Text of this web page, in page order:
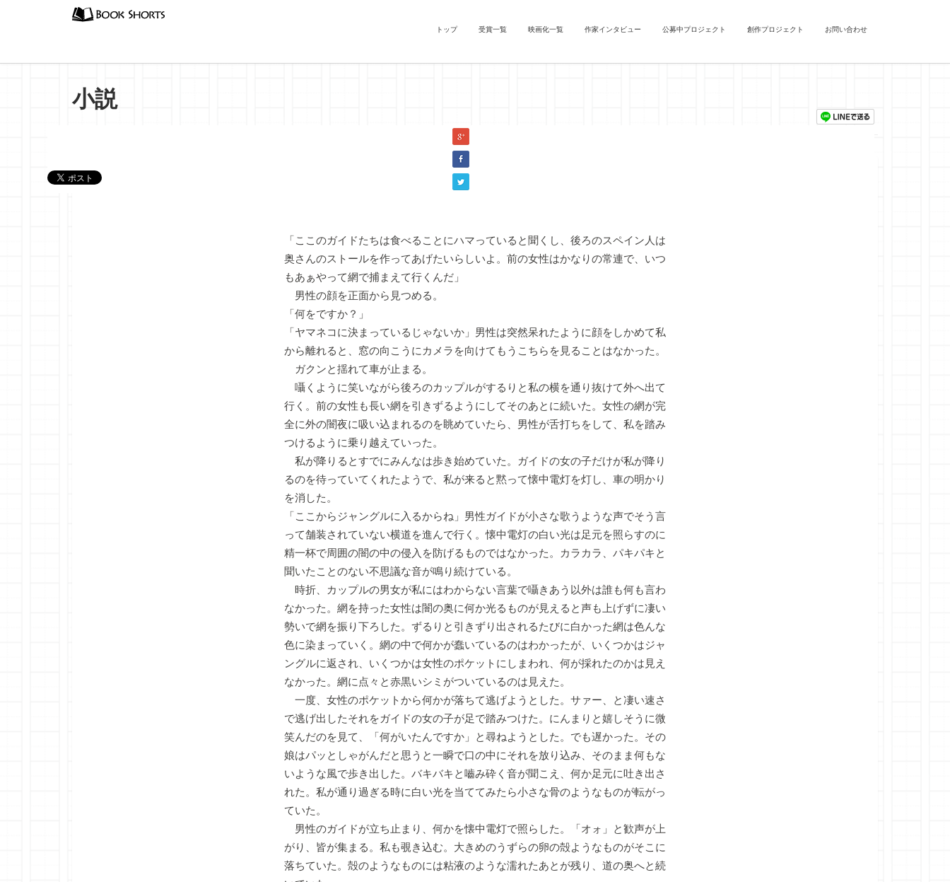
トップ 受賞一覧 映画化一覧 作家インタビュー 公募中プロジェクト 創作プロジェクト お問い合わせ
小説
『ヤマネコの夜』藤野（『注文の多い料理店』）
「ここのガイドたちは食べることにハマっていると聞くし、後ろのスペイン人は
奥さんのストールを作ってあげたいらしいよ。前の女性はかなりの常連で、いつ
もあぁやって網で捕まえて行くんだ」
男性の顔を正面から見つめる。
「何をですか？」
「ヤマネコに決まっているじゃないか」男性は突然呆れたように顔をしかめて私
から離れると、窓の向こうにカメラを向けてもうこちらを見ることはなかった。
ガクンと揺れて車が止まる。
囁くように笑いながら後ろのカップルがするりと私の横を通り抜けて外へ出て
行く。前の女性も長い網を引きずるようにしてそのあとに続いた。女性の網が完
全に外の闇夜に吸い込まれるのを眺めていたら、男性が舌打ちをして、私を踏み
つけるように乗り越えていった。
私が降りるとすでにみんなは歩き始めていた。ガイドの女の子だけが私が降り
るのを待っていてくれたようで、私が来ると黙って懐中電灯を灯し、車の明かり
を消した。
「ここからジャングルに入るからね」男性ガイドが小さな歌うような声でそう言
って舗装されていない横道を進んで行く。懐中電灯の白い光は足元を照らすのに
精一杯で周囲の闇の中の侵入を防げるものではなかった。カラカラ、パキパキと
聞いたことのない不思議な音が鳴り続けている。
時折、カップルの男女が私にはわからない言葉で囁きあう以外は誰も何も言わ
なかった。網を持った女性は闇の奥に何か光るものが見えると声も上げずに凄い
勢いで網を振り下ろした。ずるりと引きずり出されるたびに白かった網は色んな
色に染まっていく。網の中で何かが蠢いているのはわかったが、いくつかはジャ
ングルに返され、いくつかは女性のポケットにしまわれ、何が採れたのかは見え
なかった。網に点々と赤黒いシミがついているのは見えた。
一度、女性のポケットから何かが落ちて逃げようとした。サァー、と凄い速さ
で逃げ出したそれをガイドの女の子が足で踏みつけた。にんまりと嬉しそうに微
笑んだのを見て、「何がいたんですか」と尋ねようとした。でも遅かった。その
娘はパッとしゃがんだと思うと一瞬で口の中にそれを放り込み、そのまま何もな
いような風で歩き出した。バキバキと嚙み砕く音が聞こえ、何か足元に吐き出さ
れた。私が通り過ぎる時に白い光を当ててみたら小さな骨のようなものが転がっ
ていた。
男性のガイドが立ち止まり、何かを懐中電灯で照らした。「オォ」と歓声が上
がり、皆が集まる。私も覗き込む。大きめのうずらの卵の殻ようなものがそこに
落ちていた。殻のようなものには粘液のような濡れたあとが残り、道の奥へと続